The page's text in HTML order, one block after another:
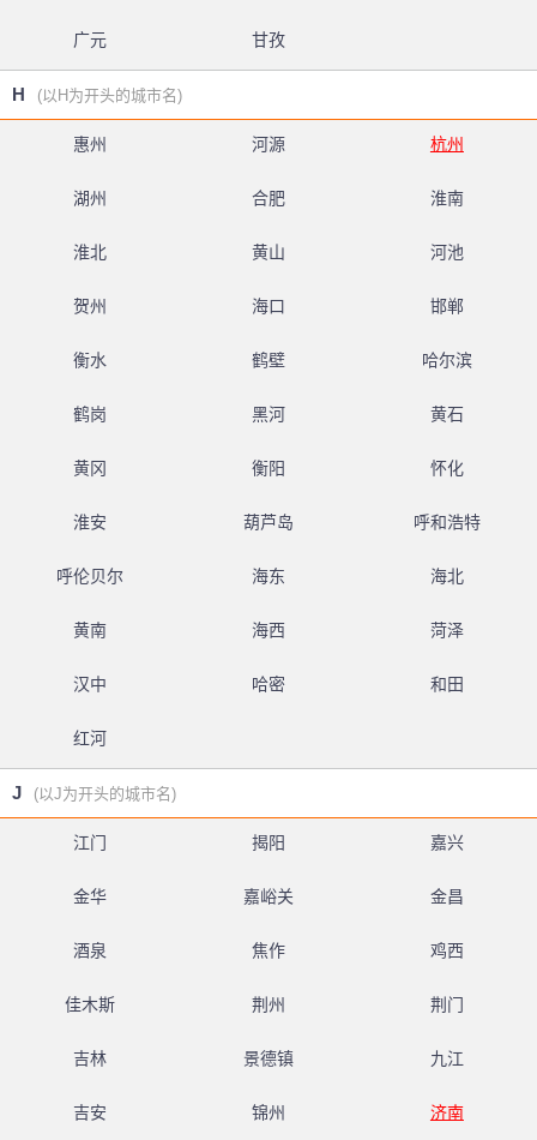
广元 甘孜
H (以H为开头的城市名)
惠州 河源 杭州
湖州 合肥 淮南
淮北 黄山 河池
贺州 海口 邯郸
衡水 鹤壁 哈尔滨
鹤岗 黑河 黄石
黄冈 衡阳 怀化
淮安 葫芦岛 呼和浩特
呼伦贝尔 海东 海北
黄南 海西 菏泽
汉中 哈密 和田
红河
J (以J为开头的城市名)
江门 揭阳 嘉兴
金华 嘉峪关 金昌
酒泉 焦作 鸡西
佳木斯 荆州 荆门
吉林 景德镇 九江
吉安 锦州 济南